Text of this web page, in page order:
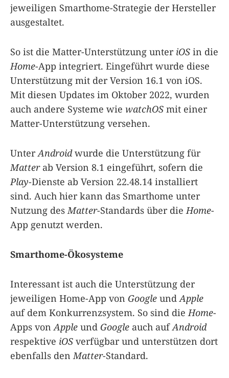
jeweiligen Smarthome-Strategie der Hersteller
ausgestaltet.
So ist die Matter-Unterstützung unter iOS in die
Home-App integriert. Eingeführt wurde diese
Unterstützung mit der Version 16.1 von iOS.
Mit diesen Updates im Oktober 2022, wurden
auch andere Systeme wie watchOS mit einer
Matter-Unterstützung versehen.
UnterAndroidwurde die Unterstützung für
Matterab Version 8.1 eingeführt, sofern die
Play-Dienste ab Version 22.48.14 installiert
sind. Auch hier kann das Smarthome unter
Nutzung des Matter-Standards über die Home-
App genutzt werden.
Smarthome-Ökosysteme
Interessant ist auch die Unterstützung der
jeweiligen Home-App von Google und Apple
auf dem Konkurrenzsystem. So sind die Home-
Apps von Apple und Google auch aufAndroid
respektive iOS verfügbar und unterstützen dort
ebenfalls den Matter-Standard.